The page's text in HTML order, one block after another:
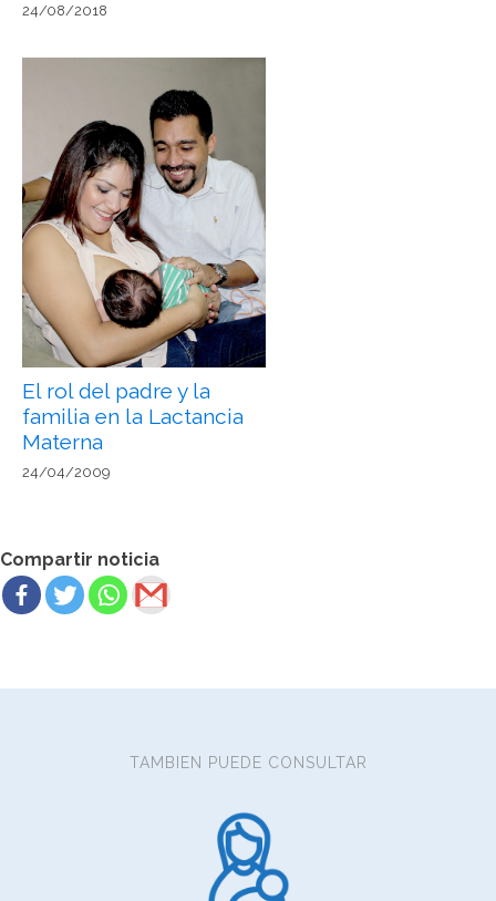
24/08/2018
El rol del padre y la
familia en la Lactancia
Materna
24/04/2009
Compartir noticia
TAMBIEN PUEDE CONSULTAR